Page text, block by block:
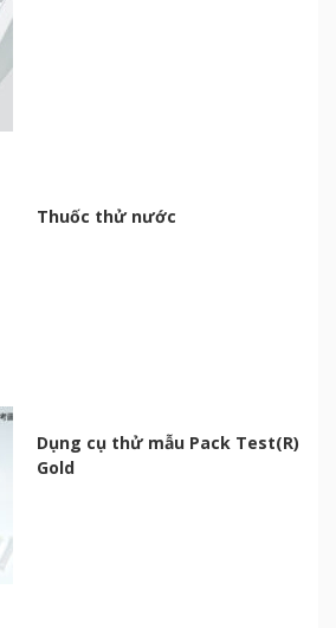
Thuốc thử nước
Dụng cụ thử mẫu Pack Test(R)
Gold